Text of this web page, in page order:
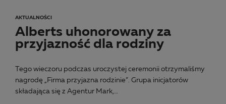
AKTUALNOŚCI
Alberts uhonorowany za
przyjazność dla rodziny
Tego wieczoru podczas uroczystej ceremonii otrzymaliśmy
nagrodę „Firma przyjazna rodzinie”. Grupa inicjatorów
składająca się z Agentur Mark,…